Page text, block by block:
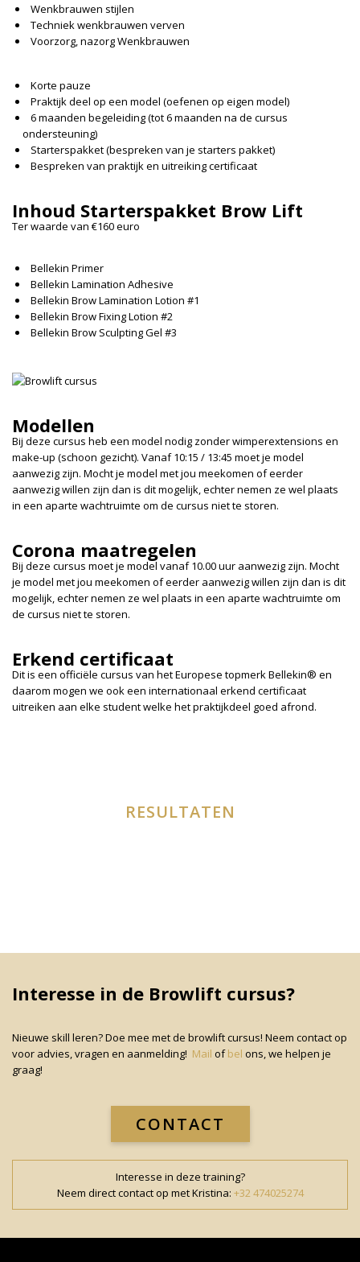
Wenkbrauwen stijlen
Techniek wenkbrauwen verven
Voorzorg, nazorg Wenkbrauwen
Korte pauze
Praktijk deel op een model (oefenen op eigen model)
6 maanden begeleiding (tot 6 maanden na de cursus
ondersteuning)
Starterspakket (bespreken van je starters pakket)
Bespreken van praktijk en uitreiking certificaat
Inhoud Starterspakket Brow Lift
Ter waarde van €160 euro
Bellekin Primer
Bellekin Lamination Adhesive
Bellekin Brow Lamination Lotion #1
Bellekin Brow Fixing Lotion #2
Bellekin Brow Sculpting Gel #3
Modellen
Bij deze cursus heb een model nodig zonder wimperextensions en
make-up (schoon gezicht). Vanaf 10:15 / 13:45 moet je model
aanwezig zijn. Mocht je model met jou meekomen of eerder
aanwezig willen zijn dan is dit mogelijk, echter nemen ze wel plaats
in een aparte wachtruimte om de cursus niet te storen.
Corona maatregelen
Bij deze cursus moet je model vanaf 10.00 uur aanwezig zijn. Mocht
je model met jou meekomen of eerder aanwezig willen zijn dan is dit
mogelijk, echter nemen ze wel plaats in een aparte wachtruimte om
de cursus niet te storen.
Erkend certificaat
Dit is een officiële cursus van het Europese topmerk Bellekin® en
daarom mogen we ook een internationaal erkend certificaat
uitreiken aan elke student welke het praktijkdeel goed afrond.
RESULTATEN
Interesse in de Browlift cursus?
Nieuwe skill leren? Doe mee met de browlift cursus! Neem contact op
voor advies, vragen en aanmelding! Mail ofbel ons, we helpen je
graag!
CONTACT
Interesse in deze training?
Neem direct contact op met Kristina: +32 474025274